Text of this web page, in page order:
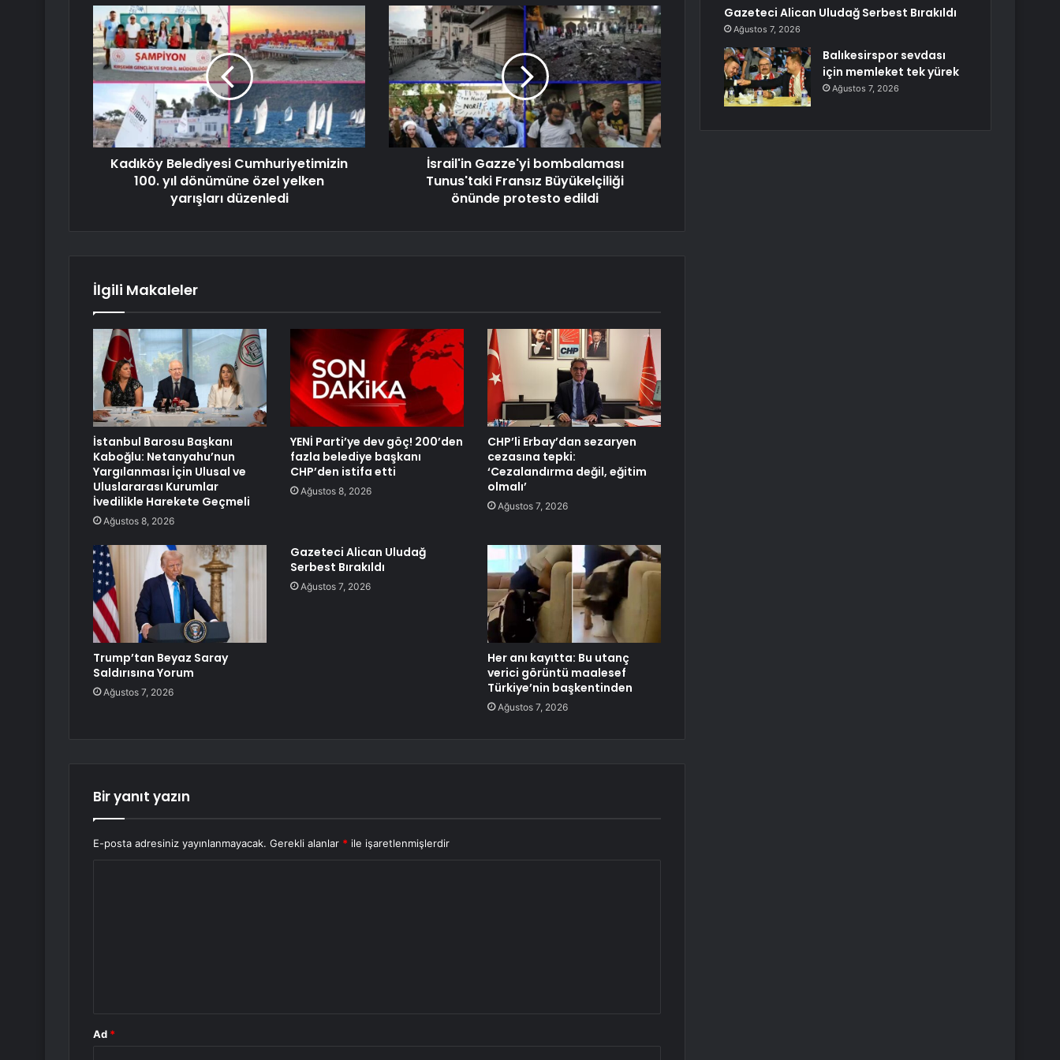
Kadıköy Belediyesi Cumhuriyetimizin
100. yıl dönümüne özel yelken
yarışları düzenledi
İsrail'in Gazze'yi bombalaması
Tunus'taki Fransız Büyükelçiliği
önünde protesto edildi
İlgili Makaleler
İstanbul Barosu Başkanı
Kaboğlu: Netanyahu’nun
Yargılanması İçin Ulusal ve
Uluslararası Kurumlar
İvedilikle Harekete Geçmeli
Ağustos 8, 2026
YENİ Parti’ye dev göç! 200’den
fazla belediye başkanı
CHP’den istifa etti
Ağustos 8, 2026
CHP’li Erbay’dan sezaryen
cezasına tepki:
‘Cezalandırma değil, eğitim
olmalı’
Ağustos 7, 2026
Trump’tan Beyaz Saray
Saldırısına Yorum
Ağustos 7, 2026
Gazeteci Alican Uludağ
Serbest Bırakıldı
Ağustos 7, 2026
Her anı kayıtta: Bu utanç
verici görüntü maalesef
Türkiye’nin başkentinden
Ağustos 7, 2026
Bir yanıt yazın
E-posta adresiniz yayınlanmayacak. Gerekli alanlar * ile işaretlenmişlerdir
Ad *
Gazeteci Alican Uludağ Serbest Bırakıldı
Ağustos 7, 2026
Balıkesirspor sevdası
için memleket tek yürek
Ağustos 7, 2026